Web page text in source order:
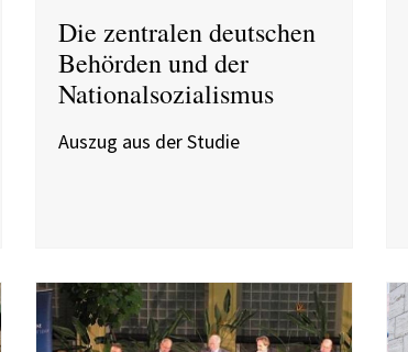
Die zentralen deutschen
Behörden und der
Nationalsozialismus
Auszug aus der Studie